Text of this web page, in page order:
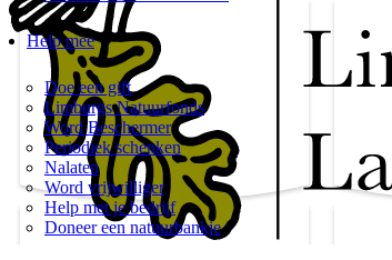
Help mee
Doe een gift
Limburgs Natuurfonds
Word Beschermer
Periodiek schenken
Nalaten
Word vrijwilliger
Help met je bedrijf
Doneer een natuurbankje